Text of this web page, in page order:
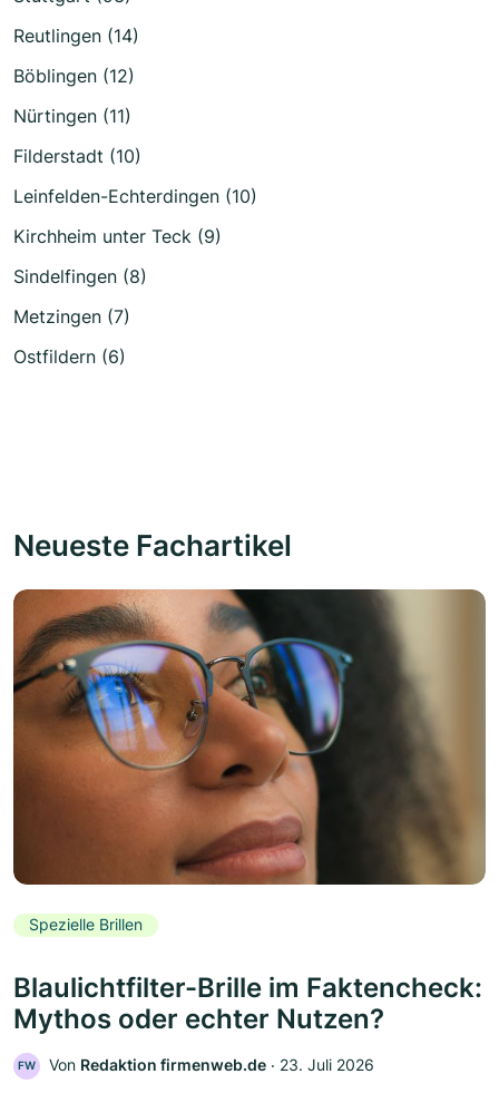
Reutlingen (14)
Böblingen (12)
Nürtingen (11)
Filderstadt (10)
Leinfelden-Echterdingen (10)
Kirchheim unter Teck (9)
Sindelfingen (8)
Metzingen (7)
Ostfildern (6)
Neueste Fachartikel
Spezielle Brillen
Blaulichtfilter-Brille im Faktencheck:
Mythos oder echter Nutzen?
FW Von Redaktion firmenweb.de ‧ 23. Juli 2026